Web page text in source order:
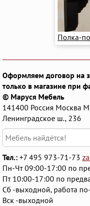
Полка-
Оформляем договор на
только в магазине при
© Маруся Мебель
141400 Россия Москва
Ленинградское ш., 236
Тел.: +7 495 973-71-73
Пн-Чт 09:00-17:00 по
Пт 10:00-17:00 по
Сб -выходной, работа
Вск -выходной